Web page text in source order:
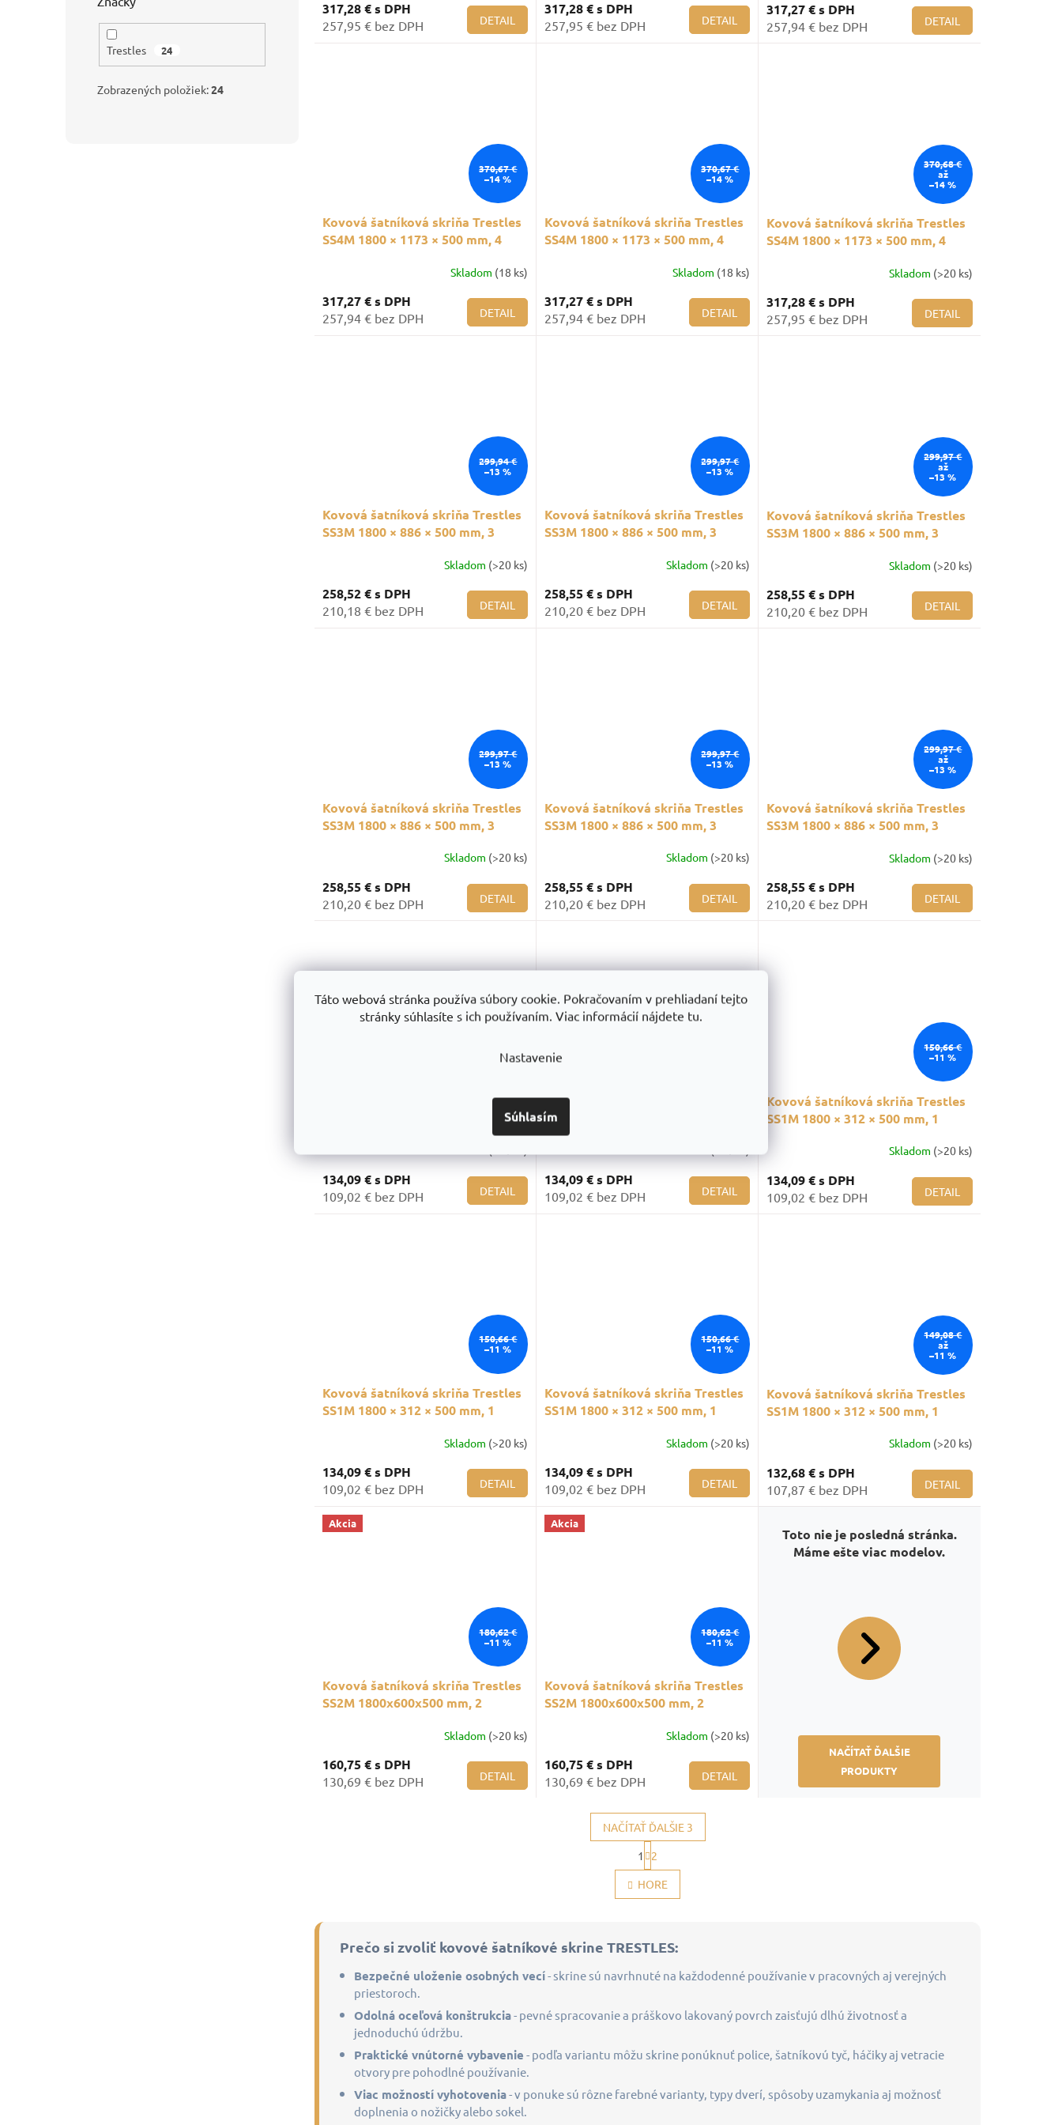
Táto webová stránka používa súbory cookie. Pokračovaním v prehliadaní tejto
stránky súhlasíte s ich používaním. Viac informácií nájdete tu.
Nastavenie
Súhlasím
Trestles 24
Zobrazených položiek:24
317,28 €s DPH
257,95 € bez DPH DETAIL
317,28 €s DPH
257,95 € bez DPH DETAIL
317,27 €s DPH
257,94 € bez DPH DETAIL
370,67 €
–14 %
Kovová šatníková skriňa Trestles
SS4M 1800 × 1173 × 500 mm, 4
Skladom (18 ks)
317,27 €s DPH
257,94 € bez DPH DETAIL
370,67 €
–14 %
Kovová šatníková skriňa Trestles
SS4M 1800 × 1173 × 500 mm, 4
Skladom (18 ks)
317,27 €s DPH
257,94 € bez DPH DETAIL
370,68 €
až
–14 %
Kovová šatníková skriňa Trestles
SS4M 1800 × 1173 × 500 mm, 4
Skladom (>20 ks)
317,28 €s DPH
257,95 € bez DPH DETAIL
299,94 €
–13 %
Kovová šatníková skriňa Trestles
SS3M 1800 × 886 × 500 mm, 3
Skladom (>20 ks)
258,52 €s DPH
210,18 € bez DPH DETAIL
299,97 €
–13 %
Kovová šatníková skriňa Trestles
SS3M 1800 × 886 × 500 mm, 3
Skladom (>20 ks)
258,55 €s DPH
210,20 € bez DPH DETAIL
299,97 €
až
–13 %
Kovová šatníková skriňa Trestles
SS3M 1800 × 886 × 500 mm, 3
Skladom (>20 ks)
258,55 €s DPH
210,20 € bez DPH DETAIL
299,97 €
–13 %
Kovová šatníková skriňa Trestles
SS3M 1800 × 886 × 500 mm, 3
Skladom (>20 ks)
258,55 €s DPH
210,20 € bez DPH DETAIL
299,97 €
–13 %
Kovová šatníková skriňa Trestles
SS3M 1800 × 886 × 500 mm, 3
Skladom (>20 ks)
258,55 €s DPH
210,20 € bez DPH DETAIL
299,97 €
až
–13 %
Kovová šatníková skriňa Trestles
SS3M 1800 × 886 × 500 mm, 3
Skladom (>20 ks)
258,55 €s DPH
210,20 € bez DPH DETAIL
–11 %
Kovová šatníková skriňa Trestles
134,09 €s DPH
109,02 € bez DPH DETAIL
Kovová šatníková skriňa Trestles
SS1M 1800 × 312 × 500 mm, 1
priečinok, sivé dvere
134,09 €s DPH
109,02 € bez DPH DETAIL
150,66 €
–11 %
Kovová šatníková skriňa Trestles
SS1M 1800 × 312 × 500 mm, 1
Skladom (>20 ks)
134,09 €s DPH
109,02 € bez DPH DETAIL
150,66 €
–11 %
Kovová šatníková skriňa Trestles
SS1M 1800 × 312 × 500 mm, 1
Skladom (>20 ks)
134,09 €s DPH
109,02 € bez DPH DETAIL
150,66 €
–11 %
Kovová šatníková skriňa Trestles
SS1M 1800 × 312 × 500 mm, 1
Skladom (>20 ks)
134,09 €s DPH
109,02 € bez DPH DETAIL
149,08 €
až
–11 %
Kovová šatníková skriňa Trestles
SS1M 1800 × 312 × 500 mm, 1
Skladom (>20 ks)
132,68 €s DPH
107,87 € bez DPH DETAIL
Akcia
180,62 €
–11 %
Kovová šatníková skriňa Trestles
SS2M 1800x600x500 mm, 2
Skladom (>20 ks)
160,75 €s DPH
130,69 € bez DPH DETAIL
Akcia
180,62 €
–11 %
Kovová šatníková skriňa Trestles
SS2M 1800x600x500 mm, 2
Skladom (>20 ks)
160,75 €s DPH
130,69 € bez DPH DETAIL
Toto nie je posledná stránka.
Máme ešte viac modelov.
NAČÍTAŤ ĎALŠIE
PRODUKTY
O
v
l
c
e
r
y
p
NAČÍTAŤ ĎALŠIE 3
S
t
r
á
n
v
a
i
1 2
HORE
Prečo si zvoliť kovové šatníkové skrine TRESTLES:
Bezpečné uloženie osobných vecí- skrine sú navrhnuté na každodenné používanie v pracovných aj verejných
priestoroch.
Odolná oceľová konštrukcia- pevné spracovanie a práškovo lakovaný povrch zaisťujú dlhú životnosť a
jednoduchú údržbu.
Praktické vnútorné vybavenie - podľa variantu môžu skrine ponúknuť police, šatníkovú tyč, háčiky aj vetracie
otvory pre pohodlné používanie.
Viac možností vyhotovenia- v ponuke sú rôzne farebné varianty, typy dverí, spôsoby uzamykania aj možnosť
doplnenia o nožičky alebo sokel.